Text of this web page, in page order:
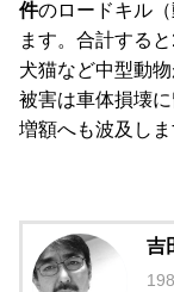
件のロードキル
ます。合計すると
犬猫など中型動
被害は車体損壊
増額へも波及しま
吉